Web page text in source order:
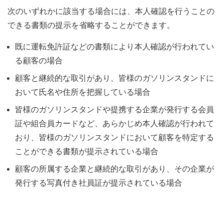
次のいずれかに該当する場合には、本人確認を行うことの
できる書類の提示を省略することができます。
既に運転免許証などの書類により本人確認が行われてい
る顧客の場合
顧客と継続的な取引があり、皆様のガソリンスタンドに
おいて氏名や住所を把握している場合
皆様のガソリンスタンドや提携する企業が発行する会員
証や組合員カードなど、あらかじめ本人確認が行われて
おり、皆様のガソリンスタンドにおいて顧客を特定する
ことができる書類が提示されている場合
顧客の所属する企業と継続的な取引があり、その企業が
発行する写真付き社員証が提示されている場合